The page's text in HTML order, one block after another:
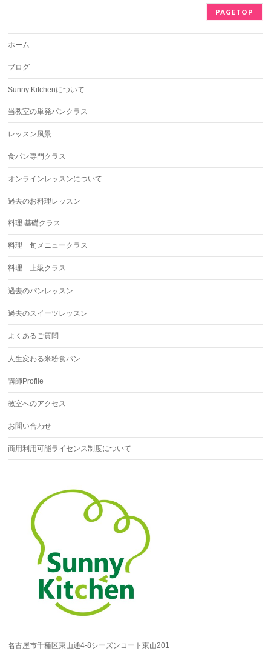
PAGETOP
ホーム
ブログ
Sunny Kitchenについて
当教室の単発パンクラス
レッスン風景
食パン専門クラス
オンラインレッスンについて
過去のお料理レッスン
料理 基礎クラス
料理 旬メニュークラス
料理 上級クラス
過去のパンレッスン
過去のスイーツレッスン
よくあるご質問
人生変わる米粉食パン
講師Profile
教室へのアクセス
お問い合わせ
商用利用可能ライセンス制度について
名古屋市千種区東山通4-8シーズンコート東山201